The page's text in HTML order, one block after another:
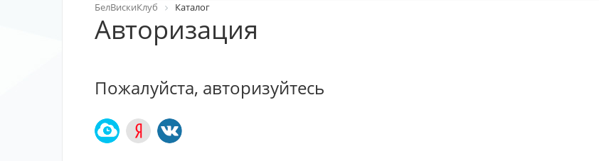
БелВискиКлуб Каталог
Авторизация
Пожалуйста, авторизуйтесь